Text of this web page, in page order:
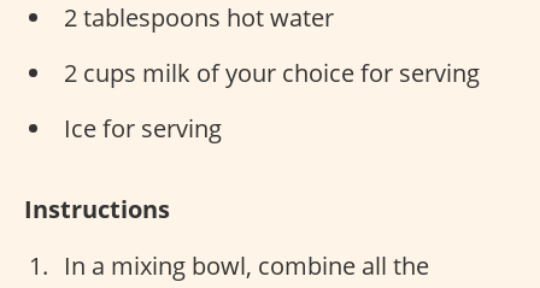
2 tablespoons hot water
2 cups milk of your choice for serving
Ice for serving
Instructions
In a mixing bowl, combine all the